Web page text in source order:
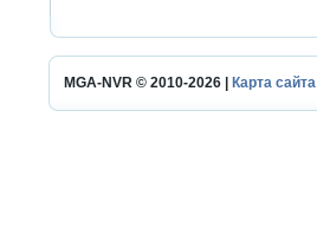
MGA-NVR © 2010-2026 | Карта сайта